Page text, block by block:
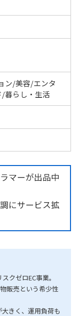
ン/美容/エンタ
暮らし・生活
マーが出品中
にサービス拡
クゼロEC事業。
販売という希少性
きく、運用負荷も